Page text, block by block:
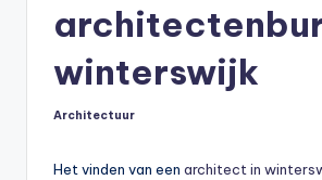
winterswijk
Geplaatst
Architectuur
Het vinden van een architect in